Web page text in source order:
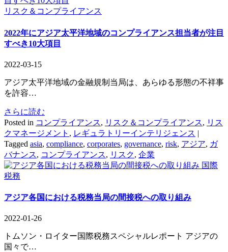
リスク＆コンプライアンス
2022年にアジア太平洋地域のコンプライアンス担当者が注目
すべき10大項目
2022-03-15
アジア太平洋地域の金融規制当局は、あらゆる形態の不祥事
を許容…
さらに読む
Posted in コンプライアンス, リスク＆コンプライアンス, リス
クマネージメント , レギュラトリーインテリジェンス |
Tagged asia, compliance, corporates, governance, risk, アジア, ガ
バナンス, コンプライアンス, リスク, 企業
国際
税務
アジア各国における税務当局の間接税への取り組み
2022-01-26
トムソン・ロイター国際税務スペシャルレポート アジアの
国々で…